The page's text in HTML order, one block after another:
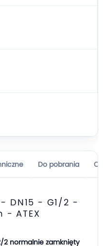
Do pobrania
DN15 - G1/2 -
- ATEX
2 normalnie zamknięty